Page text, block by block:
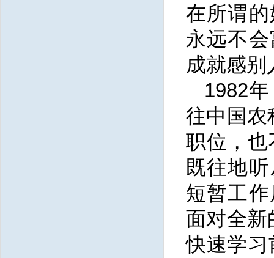
在所谓
永远不
成就感别
1982
往中国农
职位，也
既往地
短暂工
面对全新
快速学习